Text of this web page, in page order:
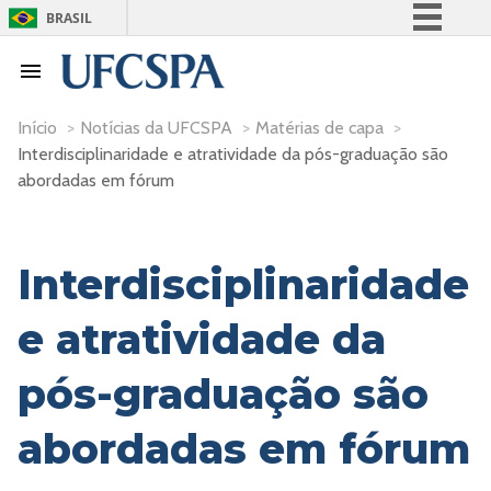
BRASIL
Participe
Acesso à informação
Início > Notícias da UFCSPA > Matérias de capa >
Interdisciplinaridade e atratividade da pós-graduação são
abordadas em fórum
Interdisciplinaridade
e atratividade da
pós-graduação são
abordadas em fórum